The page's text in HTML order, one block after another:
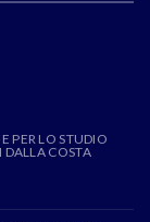
PER LO STUDIO
DALLA COSTA